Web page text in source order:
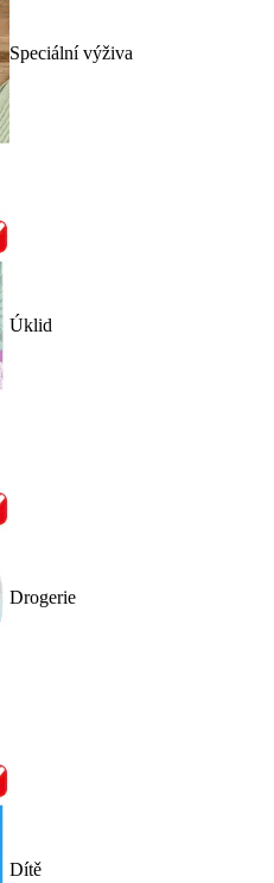
Speciální výživa
Úklid
Drogerie
Dítě